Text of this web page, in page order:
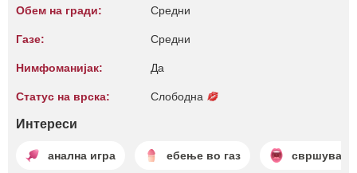
Обем на гради: Средни
Газе: Средни
Нимфоманијак: Да
Статус на врска: Слободна
Интереси
анална игра ебење во газ